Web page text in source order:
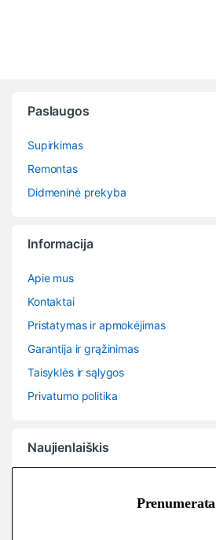
Paslaugos
Supirkimas
Remontas
Didmeninė prekyba
Informacija
Apie mus
Kontaktai
Pristatymas ir apmokėjimas
Garantija ir grąžinimas
Taisyklės ir sąlygos
Privatumo politika
Naujienlaiškis
Prenumerata